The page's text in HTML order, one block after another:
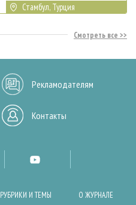
Стамбул, Турция
Смотреть все
Рекламодателям
Контакты
РУБРИКИ И ТЕМЫ О ЖУРНАЛЕ